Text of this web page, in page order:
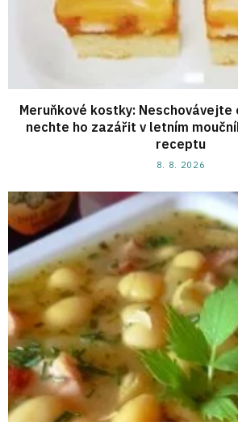
Meruňkové kostky:
nechte ho zazářit v letním
receptu
8. 8. 2026